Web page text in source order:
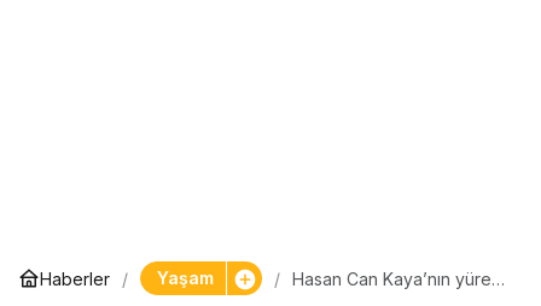
Haberler Yaşam
Hasan Can Kaya’nın yüreği